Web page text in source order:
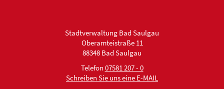
Stadtverwaltung Bad Saulgau
Oberamteistraße 11
88348 Bad Saulgau
Telefon 07581 207 - 0
Schreiben Sie uns eine E-MAIL